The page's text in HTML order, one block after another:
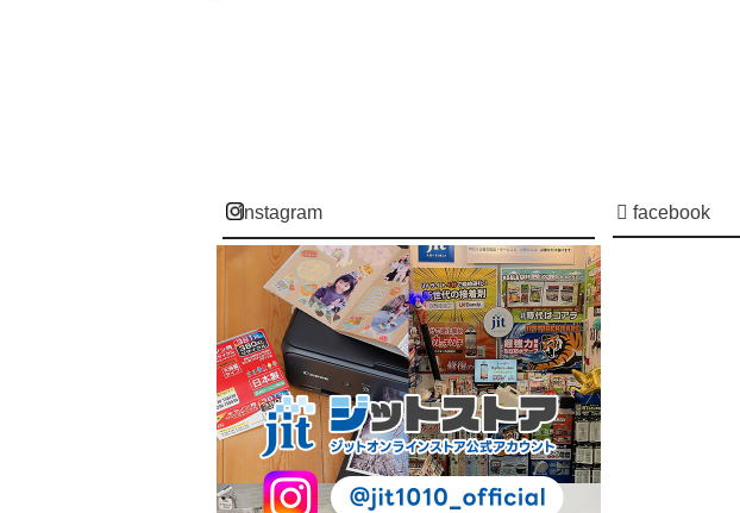
instagram facebook